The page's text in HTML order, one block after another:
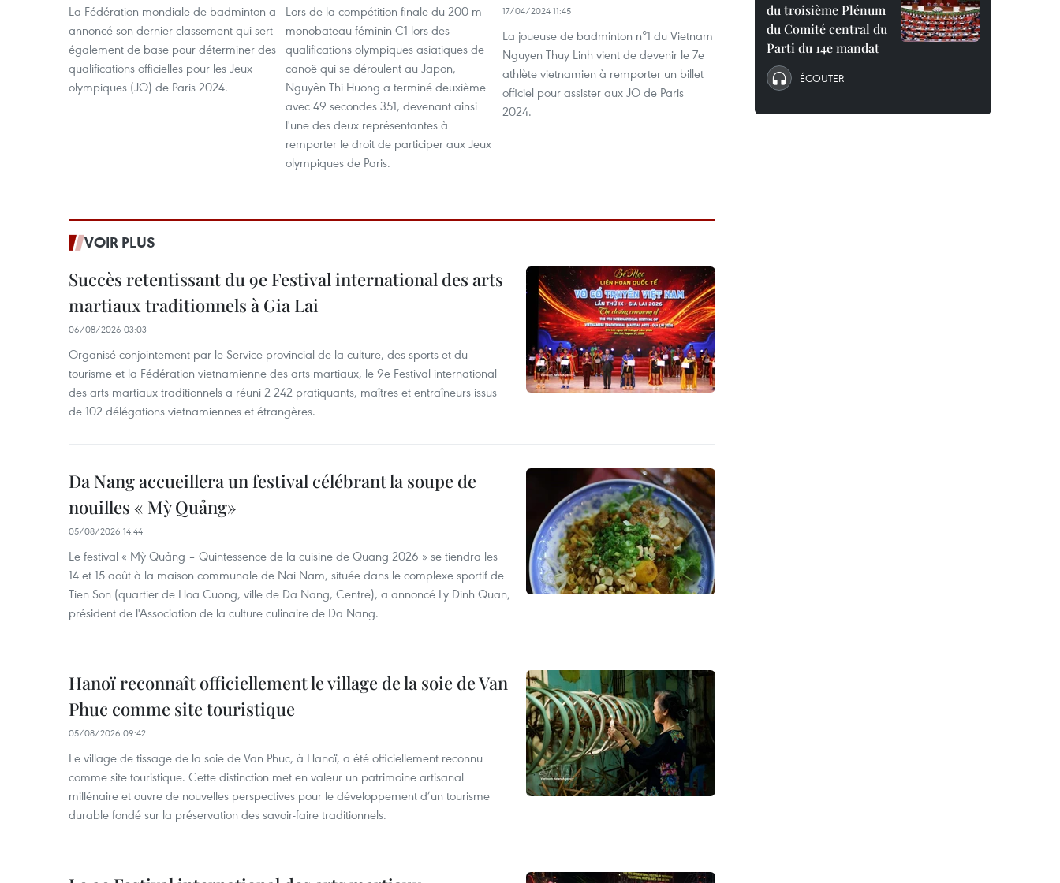
La Fédération mondiale de badminton a
annoncé son dernier classement qui sert
également de base pour déterminer des
qualifications officielles pour les Jeux
olympiques (JO) de Paris 2024.
Lors de la compétition finale du 200 m
monobateau féminin C1 lors des
qualifications olympiques asiatiques de
canoë qui se déroulent au Japon,
Nguyên Thi Huong a terminé deuxième
avec 49 secondes 351, devenant ainsi
l'une des deux représentantes à
remporter le droit de participer aux Jeux
olympiques de Paris.
17/04/2024 11:45
La joueuse de badminton n°1 du Vietnam
Nguyen Thuy Linh vient de devenir le 7e
athlète vietnamien à remporter un billet
officiel pour assister aux JO de Paris
2024.
VOIR PLUS
Succès retentissant du 9e Festival international des arts
martiaux traditionnels à Gia Lai
06/08/2026 03:03
Organisé conjointement par le Service provincial de la culture, des sports et du
tourisme et la Fédération vietnamienne des arts martiaux, le 9e Festival international
des arts martiaux traditionnels a réuni 2 242 pratiquants, maîtres et entraîneurs issus
de 102 délégations vietnamiennes et étrangères.
Da Nang accueillera un festival célébrant la soupe de
nouilles « Mỳ Quảng»
05/08/2026 14:44
Le festival « Mỳ Quảng – Quintessence de la cuisine de Quang 2026 » se tiendra les
14 et 15 août à la maison communale de Nai Nam, située dans le complexe sportif de
Tien Son (quartier de Hoa Cuong, ville de Da Nang, Centre), a annoncé Ly Dinh Quan,
président de l'Association de la culture culinaire de Da Nang.
Hanoï reconnaît officiellement le village de la soie de Van
Phuc comme site touristique
05/08/2026 09:42
Le village de tissage de la soie de Van Phuc, à Hanoï, a été officiellement reconnu
comme site touristique. Cette distinction met en valeur un patrimoine artisanal
millénaire et ouvre de nouvelles perspectives pour le développement d’un tourisme
durable fondé sur la préservation des savoir-faire traditionnels.
du troisième Plénum
du Comité central du
Parti du 14e mandat
ÉCOUTER